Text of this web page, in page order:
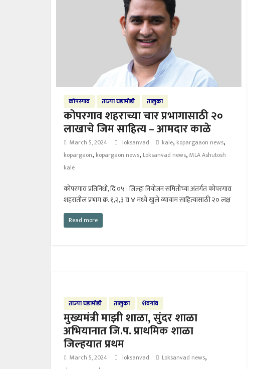
कोपरगाव ताज्या घडामोडी तालुका
कोपरगाव शहराच्या चार प्रभागासाठी २०
लाखाचे जिम साहित्य – आमदार काळे
March 5, 2024 loksanvad kale, kopargaaon news,
kopargaon, kopargaon news, Loksanvad news, MLA Ashutosh
kale
कोपरगाव प्रतिनिधी, दि.०५ : जिल्हा नियोजन समितीच्या अंतर्गत कोपरगाव
शहरातील प्रभाग क्र. १,२,३ व ४ मध्ये खुले व्यायाम साहित्यासाठी २० लक्ष
Read more
ताज्या घडामोडी तालुका शेवगांव
मुख्यमंत्री माझी शाळा, सुंदर शाळा
अभियानात जि.प. प्राथमिक शाळा
जिल्हयात प्रथम
March 5, 2024 loksanvad Loksanvad news,